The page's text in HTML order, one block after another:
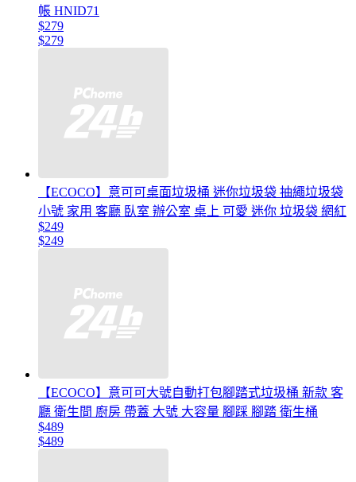
帳 HNID71
$279
$279
【ECOCO】意可可桌面垃圾桶 迷你垃圾袋 抽繩垃圾袋
小號 家用 客廳 臥室 辦公室 桌上 可愛 迷你 垃圾袋 網紅
$249
$249
【ECOCO】意可可大號自動打包腳踏式垃圾桶 新款 客
廳 衛生間 廚房 帶蓋 大號 大容量 腳踩 腳踏 衛生桶
$489
$489